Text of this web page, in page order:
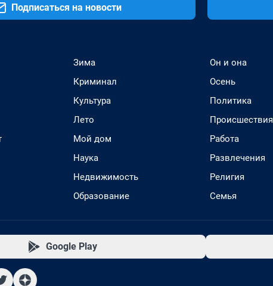
Подписаться на новости
Зима
Криминал
Культура
Лето
Мой дом
Наука
Недвижимость
Образование
Он и она
Осень
Политика
Происшествия
Работа
Развлечения
Религия
Семья
Google Play